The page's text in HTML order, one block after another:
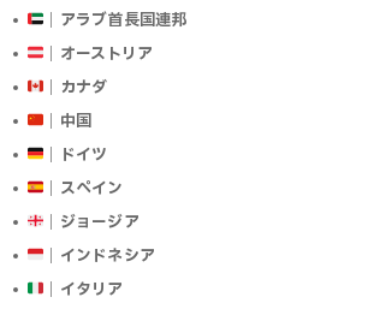
｜アラブ首長国連邦
｜オーストリア
｜カナダ
｜中国
｜ドイツ
｜スペイン
｜ジョージア
｜インドネシア
｜イタリア